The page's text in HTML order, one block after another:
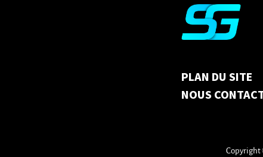
PLAN DU SITE
NOUS
Copyright